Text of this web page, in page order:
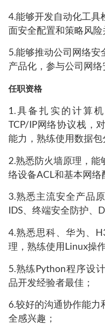
4.能够开发自动化工具
面安全配置和策略风险
5.能够推动公司网络安
产品化，参与公司网络
任职资格
1.具备扎实的计算
TCP/IP网络协议栈，
能力，熟练使用数据包
2.熟悉防火墙原理，能
络设备ACL和基本网络
3.熟悉主流安全产品
IDS、终端安全防护、
4.熟悉思科、华为、
理，熟练使用Linux操
5.熟练Python程序设
品开发经验者最佳；
6.较好的沟通协作能力
全感兴趣；